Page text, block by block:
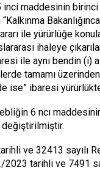
maddesinin birinci
ile yürürlüğe
ihaleye
ile aynı bendin (i)
tamamı
ise” ibaresi
6 ncı
değiştirilmiştir.
ve 32413 sayılı
tarihli ve 7491